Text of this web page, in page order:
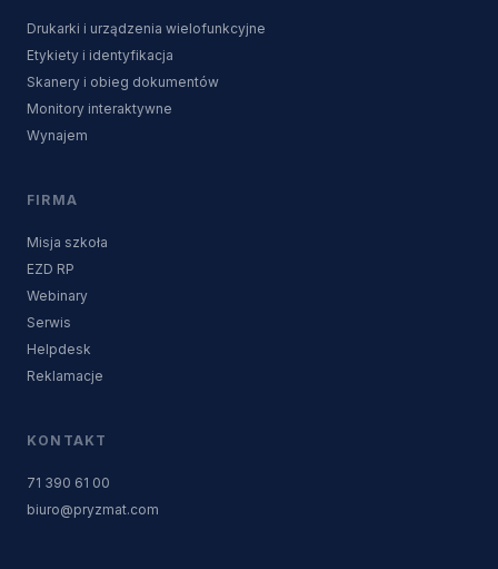
Drukarki i urządzenia wielofunkcyjne
Etykiety i identyfikacja
Skanery i obieg dokumentów
Monitory interaktywne
Wynajem
FIRMA
Misja szkoła
EZD RP
Webinary
Serwis
Helpdesk
Reklamacje
KONTAKT
71 390 61 00
biuro@pryzmat.com